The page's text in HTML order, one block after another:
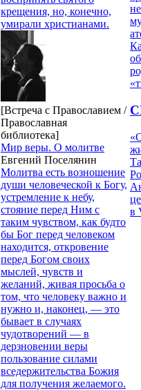
крещения, но, конечно,
умирали христианами.
[Встреча с Православием /
Православная
библиотека]
Мир веры. О молитве
Евгений Поселянин
Молитва есть возношение
души человеческой к Богу,
устремление к небу,
стояние перед Ним с
таким чувством, как будто
бы Бог перед человеком
находится, откровение
перед Богом своих
мыслей, чувств и
желаний, живая просьба о
том, что человеку важно и
нужно и, наконец, — это
бывает в случаях
чудотворений — в
дерзновении веры
пользование силами
вседержительства Божия
для получения желаемого.
в